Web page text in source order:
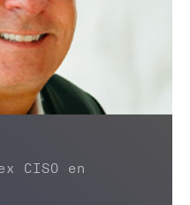
CISO en